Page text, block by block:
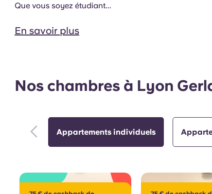
Salle de sport
Que vous soyez étudiant...
En savoir plus
Nos chambres à Lyon
Appartements individuels